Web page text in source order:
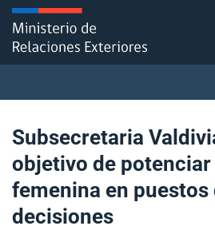
Click acá para ir directamente al
Ministerio
Política Exterior
Subsecretaria
objetivo de
femenina en puestos
decisiones